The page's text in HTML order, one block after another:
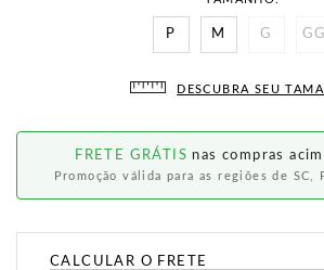
P M G GG
DESCUBRA SEU
FRETE GRÁTIS nas compras
Promoção válida para as regiões de SC,
CALCULAR O FRETE